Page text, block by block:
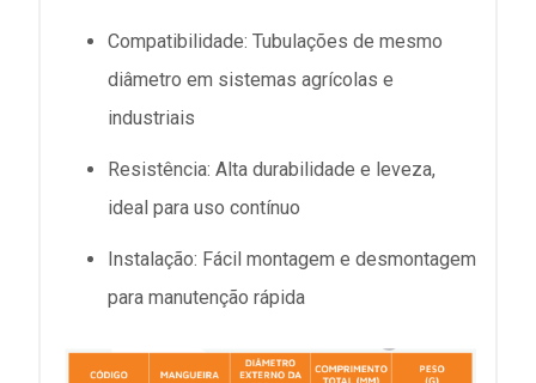
Compatibilidade: Tubulações de mesmo
diâmetro em sistemas agrícolas e
industriais
Resistência: Alta durabilidade e leveza,
ideal para uso contínuo
Instalação: Fácil montagem e desmontagem
para manutenção rápida